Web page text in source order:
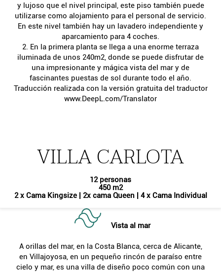
y lujoso que el nivel principal, este piso también puede
utilizarse como alojamiento para el personal de servicio.
En este nivel también hay un lavadero independiente y
aparcamiento para 4 coches.
2. En la primera planta se llega a una enorme terraza
iluminada de unos 240m2, donde se puede disfrutar de
una impresionante y mágica vista del mar y de
fascinantes puestas de sol durante todo el año.
Traducción realizada con la versión gratuita del traductor
www.DeepL.com/Translator
VILLA CARLOTA
12 personas
450 m2
2 x Cama Kingsize | 2x cama Queen| 4 x Cama Individual
Vista al mar
A orillas del mar, en la Costa Blanca, cerca de Alicante,
en Villajoyosa, en un pequeño rincón de paraíso entre
cielo y mar, es una villa de diseño poco común con una